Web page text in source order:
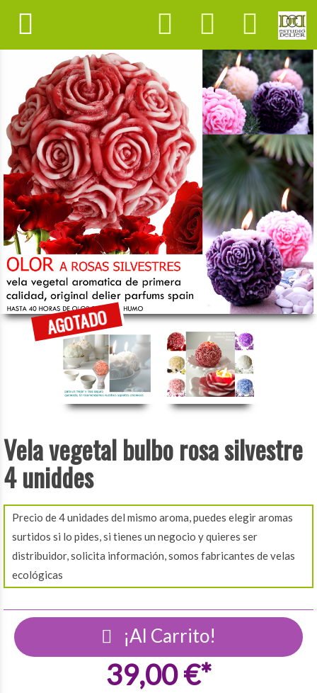
Vela vegetal bulbo rosa silvestre
4 uniddes
Precio de 4 unidades del mismo aroma, puedes elegir aromas
surtidos si lo pides, si tienes un negocio y quieres ser
distribuidor, solicita información, somos fabricantes de velas
ecológicas
¡Al Carrito!
39,00 €*